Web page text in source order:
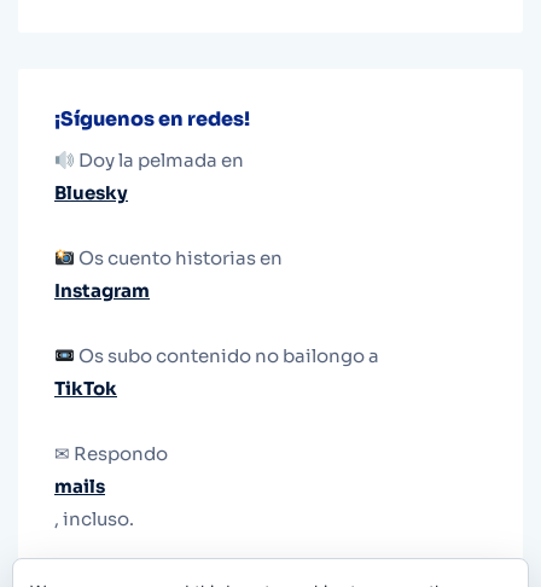
¡Síguenos en redes!
Doy la pelmada en
Bluesky
Os cuento historias en
Instagram
Os subo contenido no bailongo a
TikTok
✉ Respondo
mails
, incluso.